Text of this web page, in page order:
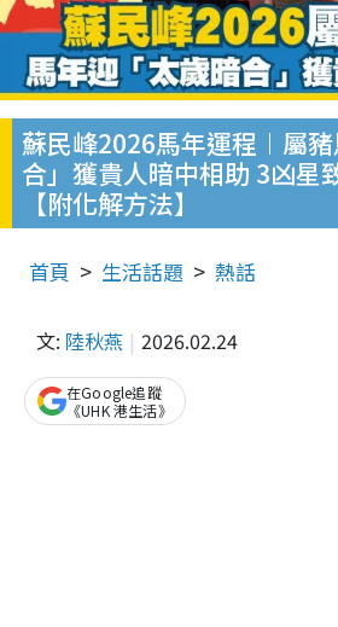
蘇民峰2026馬年運程︱屬
合」獲貴人暗中相助 3凶星
【附化解方法】
首頁 生活話題 熱話
文: 陸秋燕 2026.02.24
在Google追蹤
《UHK 港生活》